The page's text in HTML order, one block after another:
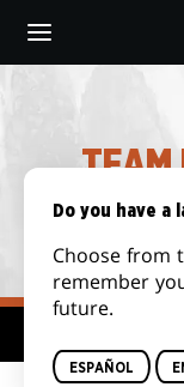
main
TEAM
Do you have a
Choose from
remember
future.
ESPAÑOL